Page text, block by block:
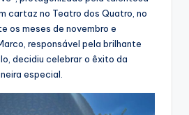
cartaz no Teatro dos Quatro, no
os meses de novembro e
responsável pela brilhante
decidiu celebrar o êxito da
especial.